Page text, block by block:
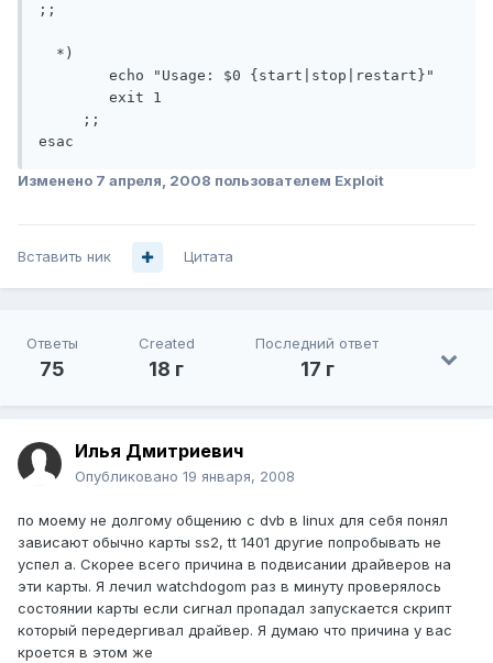
;;
*)
echo "Usage: $0 {start|stop|restart}"
exit 1
;;
esac
Изменено 7 апреля, 2008 пользователем Exploit
Вставить ник Цитата
Ответы
75
Created
18 г
Последний ответ
17 г
Илья Дмитриевич
Опубликовано 19 января, 2008
по моему не долгому общению с dvb в linux для себя понял
зависают обычно карты ss2, tt 1401 другие попробывать не
успел а. Скорее всего причина в подвисании драйверов на
эти карты. Я лечил watchdogom раз в минуту проверялось
состоянии карты если сигнал пропадал запускается скрипт
который передергивал драйвер. Я думаю что причина у вас
кроется в этом же